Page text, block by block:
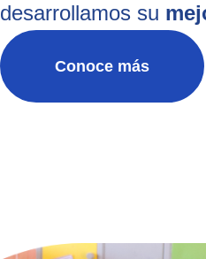
desarrollamos su
Conoce más